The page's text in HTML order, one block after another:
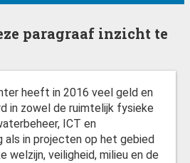
en conclusies 2016
en wat niet?
zijn in 2016 gerealiseerd?
paragraaf inzicht te
heeft in 2016 veel geld en
in zowel de ruimtelijk fysieke
ICT en
als in projecten op het gebied
welzijn, veiligheid, milieu en de